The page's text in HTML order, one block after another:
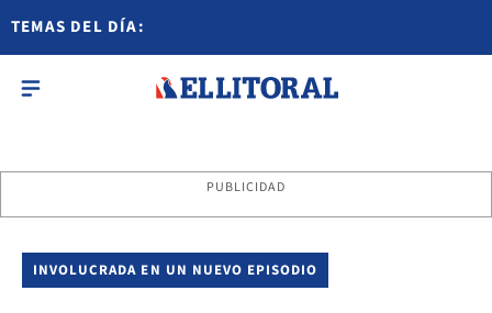
TEMAS DEL DÍA:
PUBLICIDAD
INVOLUCRADA EN UN NUEVO EPISODIO